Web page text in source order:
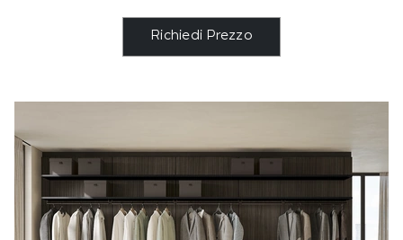
Richiedi Prezzo